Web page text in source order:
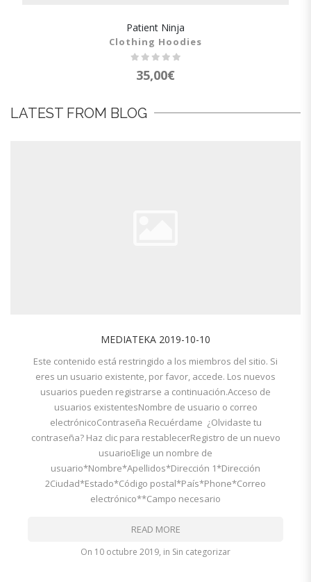
SHOW DETAILS
Patient Ninja
Clothing Hoodies
35,00€
LATEST FROM BLOG
MEDIATEKA 2019-10-10
Este contenido está restringido a los miembros del sitio. Si
eres un usuario existente, por favor, accede. Los nuevos
usuarios pueden registrarse a continuación.Acceso de
usuarios existentesNombre de usuario o correo
electrónicoContraseña Recuérdame ¿Olvidaste tu
contraseña? Haz clic para restablecerRegistro de un nuevo
usuarioElige un nombre de
usuario*Nombre*Apellidos*Dirección 1*Dirección
2Ciudad*Estado*Código postal*País*Phone*Correo
electrónico**Campo necesario
READ MORE
on 10 octubre 2019, in Sin categorizar